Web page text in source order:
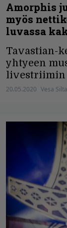
Amorphis
myös
luvassa
Tavastian-
yhtyeen
livestriimin
20.05.2020 Vesa